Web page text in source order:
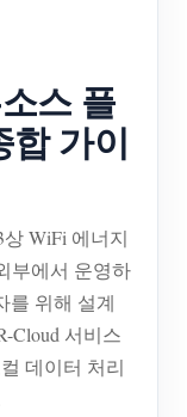
스 플
합 가이
WiFi 에너지
부에서 운영하
를 위해 설계
Cloud 서비스
데이터 처리